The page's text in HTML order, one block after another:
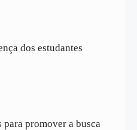
dos estudantes
para promover a busca